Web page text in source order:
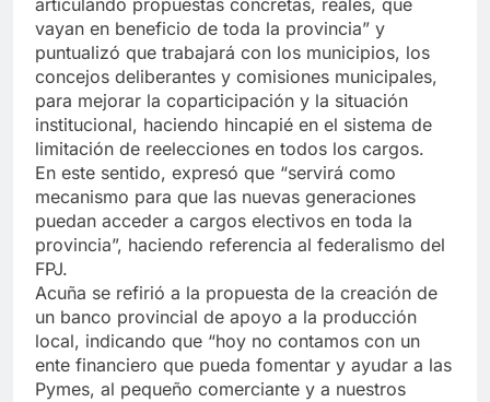
articulando propuestas concretas, reales, que
vayan en beneficio de toda la provincia” y
puntualizó que trabajará con los municipios, los
concejos deliberantes y comisiones municipales,
para mejorar la coparticipación y la situación
institucional, haciendo hincapié en el sistema de
limitación de reelecciones en todos los cargos.
En este sentido, expresó que “servirá como
mecanismo para que las nuevas generaciones
puedan acceder a cargos electivos en toda la
provincia”, haciendo referencia al federalismo del
FPJ.
Acuña se refirió a la propuesta de la creación de
un banco provincial de apoyo a la producción
local, indicando que “hoy no contamos con un
ente financiero que pueda fomentar y ayudar a las
Pymes, al pequeño comerciante y a nuestros